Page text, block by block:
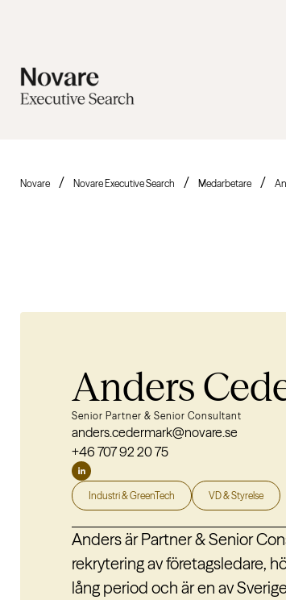
Novare Novare Executive Search Medarbetare
Anders
Senior Partner & Senior Consultant
anders.cedermark@novare.se
+46 707 92 20 75
Industri & GreenTech VD & Styrelse
Anders är Partner & Senior
rekrytering av företagsledare,
lång period och är en av